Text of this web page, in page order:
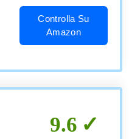
Controlla Su
Amazon
9.6